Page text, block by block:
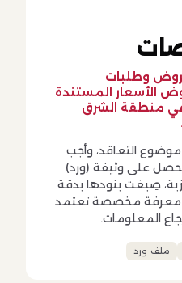
وطلبات
الأسعار المستندة
في منطقة الشرق
موضوع التعاقد، وأجب
على وثيقة (ورد)
صِيغت بنودها بدقة
معرفة مخصصة تعتمد
المعلومات.
ملف ورد